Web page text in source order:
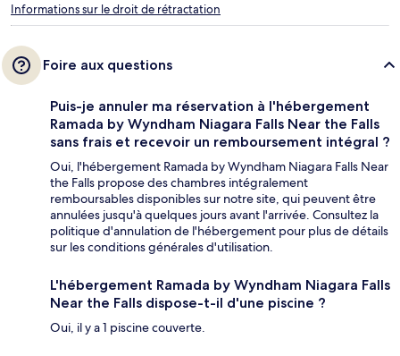
Informations sur le droit de rétractation
Foire aux questions
Puis-je annuler ma réservation à l'hébergement
Ramada by Wyndham Niagara Falls Near the Falls
sans frais et recevoir un remboursement intégral ?
Oui, l'hébergement Ramada by Wyndham Niagara Falls Near
the Falls propose des chambres intégralement
remboursables disponibles sur notre site, qui peuvent être
annulées jusqu'à quelques jours avant l'arrivée. Consultez la
politique d'annulation de l'hébergement pour plus de détails
sur les conditions générales d'utilisation.
L'hébergement Ramada by Wyndham Niagara Falls
Near the Falls dispose-t-il d'une piscine ?
Oui, il y a 1 piscine couverte.